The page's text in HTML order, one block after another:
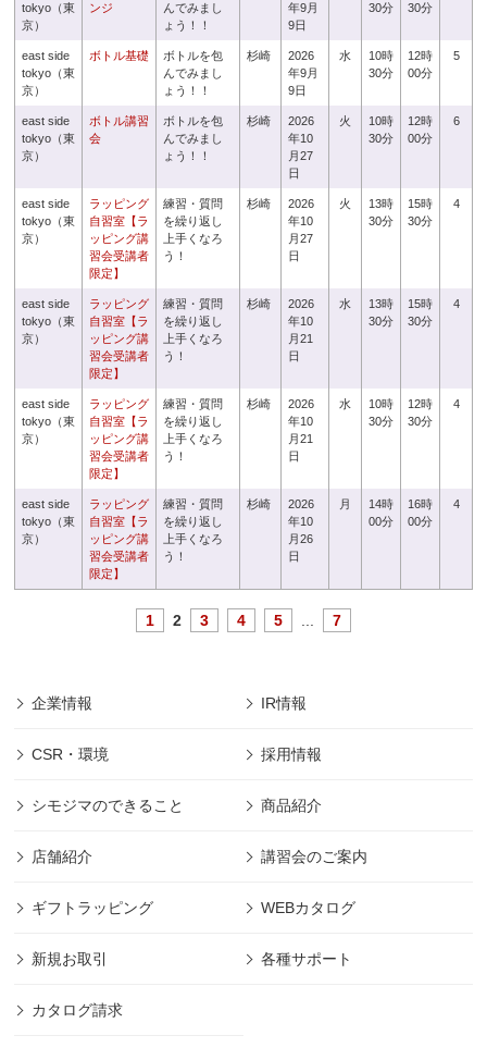
tokyo（東
京）
ンジ
んでみまし
ょう！！
年9月
9日
30分
30分
east side
tokyo（東
京）
ボトル基礎
ボトルを包
んでみまし
ょう！！
杉崎
2026
年9月
9日
水
10時
30分
12時
00分
5
east side
tokyo（東
京）
ボトル講習
会
ボトルを包
んでみまし
ょう！！
杉崎
2026
年10
月27
日
火
10時
30分
12時
00分
6
east side
tokyo（東
京）
ラッピング
自習室【ラ
ッピング講
習会受講者
限定】
練習・質問
を繰り返し
上手くなろ
う！
杉崎
2026
年10
月27
日
火
13時
30分
15時
30分
4
east side
tokyo（東
京）
ラッピング
自習室【ラ
ッピング講
習会受講者
限定】
練習・質問
を繰り返し
上手くなろ
う！
杉崎
2026
年10
月21
日
水
13時
30分
15時
30分
4
east side
tokyo（東
京）
ラッピング
自習室【ラ
ッピング講
習会受講者
限定】
練習・質問
を繰り返し
上手くなろ
う！
杉崎
2026
年10
月21
日
水
10時
30分
12時
30分
4
east side
tokyo（東
京）
ラッピング
自習室【ラ
ッピング講
習会受講者
限定】
練習・質問
を繰り返し
上手くなろ
う！
杉崎
2026
年10
月26
日
月
14時
00分
16時
00分
4
1 2 3 4 5 7
企業情報 IR情報
CSR・環境 採用情報
シモジマのできること 商品紹介
店舗紹介 講習会のご案内
ギフトラッピング WEBカタログ
新規お取引 各種サポート
カタログ請求